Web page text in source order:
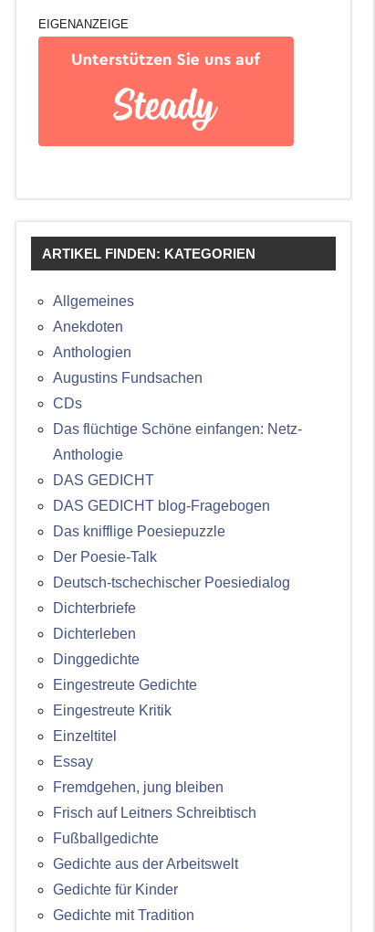
EIGENANZEIGE
ARTIKEL FINDEN: KATEGORIEN
Allgemeines
Anekdoten
Anthologien
Augustins Fundsachen
CDs
Das flüchtige Schöne einfangen: Netz-
Anthologie
DAS GEDICHT
DAS GEDICHT blog-Fragebogen
Das knifflige Poesiepuzzle
Der Poesie-Talk
Deutsch-tschechischer Poesiedialog
Dichterbriefe
Dichterleben
Dinggedichte
Eingestreute Gedichte
Eingestreute Kritik
Einzeltitel
Essay
Fremdgehen, jung bleiben
Frisch auf Leitners Schreibtisch
Fußballgedichte
Gedichte aus der Arbeitswelt
Gedichte für Kinder
Gedichte mit Tradition